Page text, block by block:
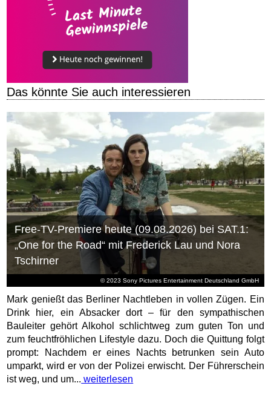
Das könnte Sie auch interessieren
© 2023 Sony Pictures Entertainment Deutschland GmbH
Free-TV-Premiere heute (09.08.2026) bei SAT.1:
„One for the Road“ mit Frederick Lau und Nora
Tschirner
Mark genießt das Berliner Nachtleben in vollen Zügen. Ein
Drink hier, ein Absacker dort – für den sympathischen
Bauleiter gehört Alkohol schlichtweg zum guten Ton und
zum feuchtfröhlichen Lifestyle dazu. Doch die Quittung folgt
prompt: Nachdem er eines Nachts betrunken sein Auto
umparkt, wird er von der Polizei erwischt. Der Führerschein
ist weg, und um... weiterlesen